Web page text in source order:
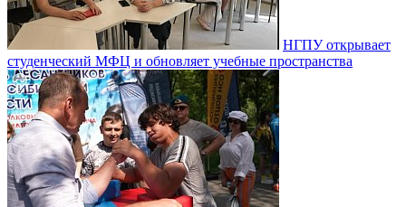
НГПУ открывает
студенческий МФЦ и обновляет учебные пространства